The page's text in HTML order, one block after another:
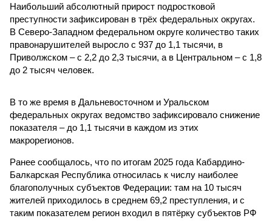
Наибольший абсолютный прирост подростковой
преступности зафиксирован в трёх федеральных округах.
В Северо-Западном федеральном округе количество таких
правонарушителей выросло с 937 до 1,1 тысячи, в
Приволжском – с 2,2 до 2,3 тысячи, а в Центральном – с 1,8
до 2 тысяч человек.
В то же время в Дальневосточном и Уральском
федеральных округах ведомство зафиксировало снижение
показателя – до 1,1 тысячи в каждом из этих
макрорегионов.
Ранее сообщалось, что по итогам 2025 года Кабардино-
Балкарская Республика относилась к числу наиболее
благополучных субъектов Федерации: там на 10 тысяч
жителей приходилось в среднем 69,2 преступления, и с
таким показателем регион входил в пятёрку субъектов РФ